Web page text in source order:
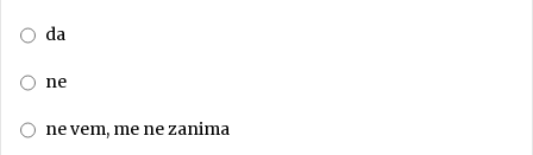
da
ne
ne vem, me ne zanima